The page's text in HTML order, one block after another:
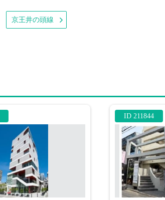
京王井の頭線
ID 211844